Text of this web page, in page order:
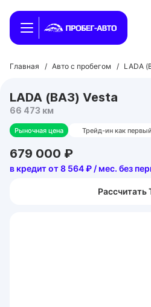
Главная / Авто с пробегом / LADA
LADA (ВАЗ) Vesta
66 473 км
Рыночная цена Трейд-ин как
679 000 ₽
в кредит от 8 564 ₽ / мес. без
Рассчитать